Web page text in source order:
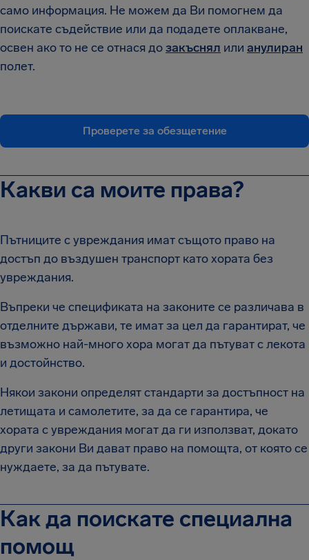
само информация. Не можем да Ви помогнем да
поискате съдействие или да подадете оплакване,
освен ако то не се отнася дозакъснял или анулиран
полет.
Проверете за обезщетение
Какви са моите права?
Пътниците с увреждания имат същото право на
достъп до въздушен транспорт като хората без
увреждания.
Въпреки че спецификата на законите се различава в
отделните държави, те имат за цел да гарантират, че
възможно най-много хора могат да пътуват с лекота
и достойнство.
Някои закони определят стандарти за достъпност на
летищата и самолетите, за да се гарантира, че
хората с увреждания могат да ги използват, докато
други закони Ви дават право на помощта, от която се
нуждаете, за да пътувате.
Как да поискате специална
помощ